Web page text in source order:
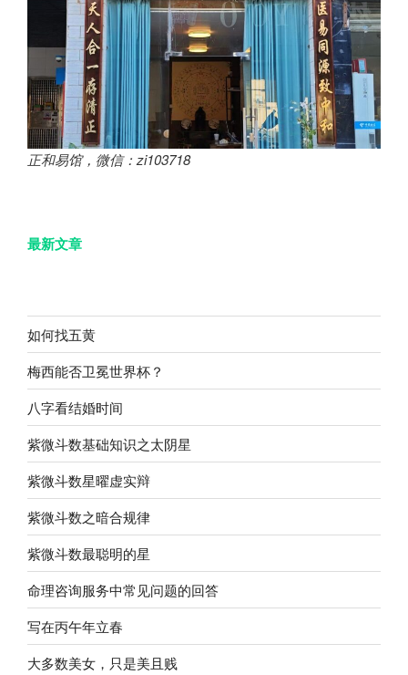
正和易馆，微信：zi103718
最新文章
如何找五黄
梅西能否卫冕世界杯？
八字看结婚时间
紫微斗数基础知识之太阴星
紫微斗数星曜虚实辩
紫微斗数之暗合规律
紫微斗数最聪明的星
命理咨询服务中常见问题的回答
写在丙午年立春
大多数美女，只是美且贱